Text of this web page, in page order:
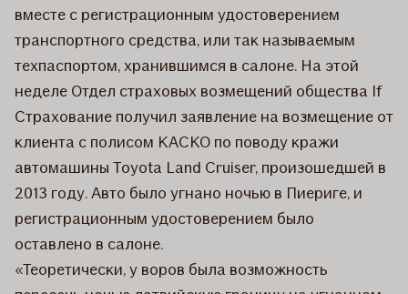
вместе с регистрационным удостоверением
транспортного средства, или так называемым
техпаспортом, хранившимся в салоне. На этой
неделе Отдел страховых возмещений общества If
Страхование получил заявление на возмещение от
клиента с полисом КАСКО по поводу кражи
автомашины Toyota Land Cruiser, произошедшей в
2013 году. Авто было угнано ночью в Пиериге, и
регистрационным удостоверением было
оставлено в салоне.
«Теоретически, у воров была возможность